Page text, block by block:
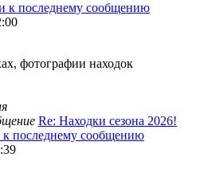
к последнему сообщению
фотографии находок
Re: Находки сезона 2026!
к последнему сообщению